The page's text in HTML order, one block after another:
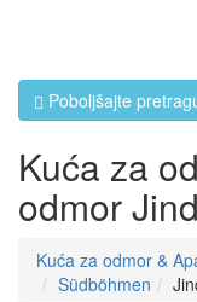
Poboljšajte
Kuća za
odmor
Kuća za odmor &
Südböhmen